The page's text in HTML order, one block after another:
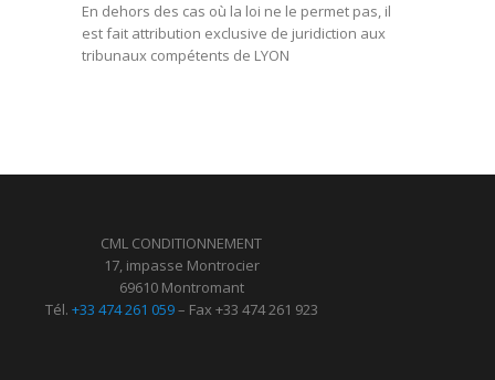
En dehors des cas où la loi ne le permet pas, il
est fait attribution exclusive de juridiction aux
tribunaux compétents de LYON
CML CONDITIONNEMENT
17, impasse Montrocier
69610 Montromant
Tél. +33 474 261 059– Fax +33 474 261 923